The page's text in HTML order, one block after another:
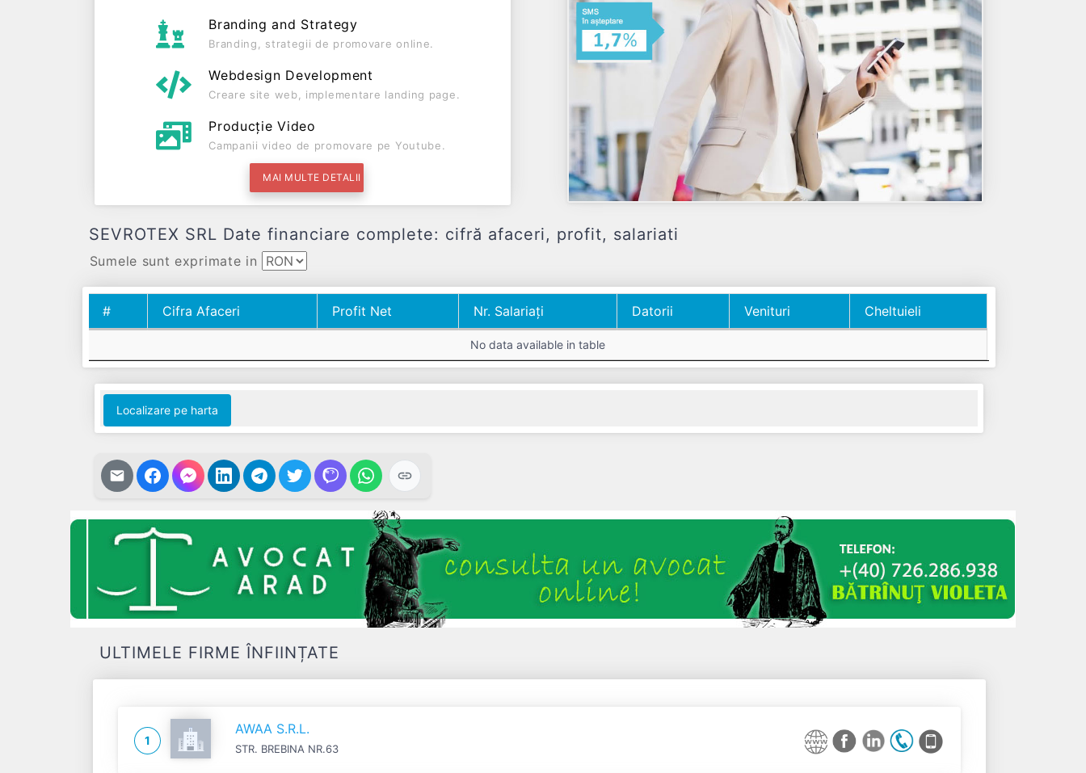
Branding and Strategy
Branding, strategii de promovare online.
Webdesign Development
Creare site web, implementare landing page.
Producție Video
Campanii video de promovare pe Youtube.
MAI MULTE DETALII
SEVROTEX SRL Date financiare complete: cifră afaceri, profit, salariati
Sumele sunt exprimate in
# Cifra Afaceri Profit Net Nr. Salariați Datorii Venituri
Cheltuieli
Nr. Salariați
No data available in table
Localizare pe harta
ULTIMELE FIRME ÎNFIINȚATE
1
AWAA S.R.L.
STR. BREBINA NR.63